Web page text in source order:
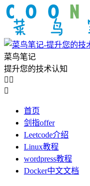
菜鸟笔记
提升您的技术认知
 

首页
剑指offer
Leetcode介绍
Linux教程
wordpress教程
Docker中文文档